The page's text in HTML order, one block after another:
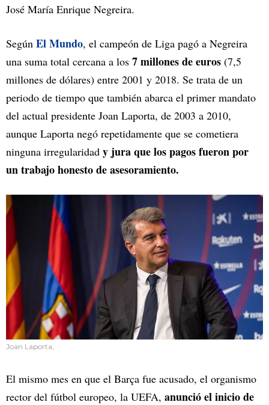
José María Enrique Negreira.
Según El Mundo, el campeón de Liga pagó a Negreira
una suma total cercana a los 7 millones de euros (7,5
millones de dólares) entre 2001 y 2018. Se trata de un
periodo de tiempo que también abarca el primer mandato
del actual presidente Joan Laporta, de 2003 a 2010,
aunque Laporta negó repetidamente que se cometiera
ninguna irregularidad y jura que los pagos fueron por
un trabajo honesto de asesoramiento.
Joan Laporta,
El mismo mes en que el Barça fue acusado, el organismo
rector del fútbol europeo, la UEFA, anunció el inicio de